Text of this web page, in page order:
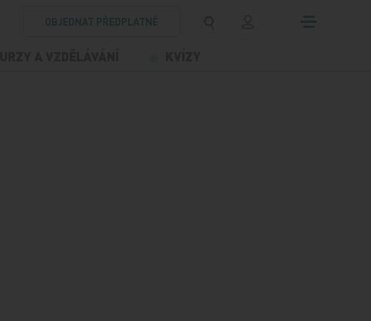
OBJEDNAT PŘEDPLATNÉ